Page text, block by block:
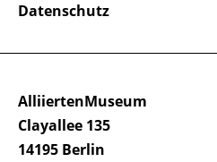
AlliiertenMuseum
Clayallee 135
14195 Berlin
Datenschutz